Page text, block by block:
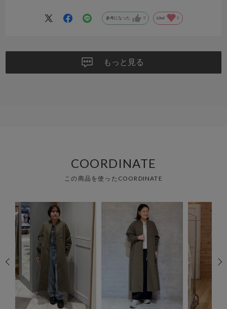
参考になった 0 Like! 0
もっと見る
COORDINATE
この商品を使ったCOORDINATE